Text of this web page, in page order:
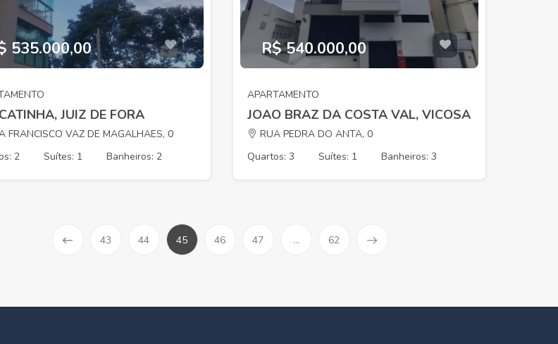
535.000,00
JUIZ DE FORA
FRANCISCO VAZ DE MAGALHAES, 0
2
Suítes: 1 Banheiros: 2
R$ 540.000,00
APARTAMENTO
JOAO BRAZ DA COSTA VAL, VICOSA
RUA PEDRA DO ANTA, 0
Quartos: 3
Suítes: 1 Banheiros: 3
43 44 45 46 47 ... 62